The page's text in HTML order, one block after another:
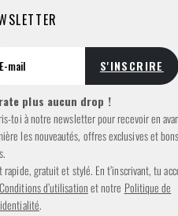
plus aucun drop !
toi à notre newsletter pour recevoir en
les nouveautés, offres exclusives et bons
rapide, gratuit et stylé. En t’inscrivant, tu
Conditions d’utilisationet notre Politique de
.